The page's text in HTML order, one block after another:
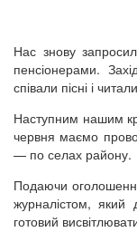
Нас знову
пенсіонерами.
співали пісні і
Наступним нашим
червня маємо
— по селах району.
Подаючи
журналістом,
готовий